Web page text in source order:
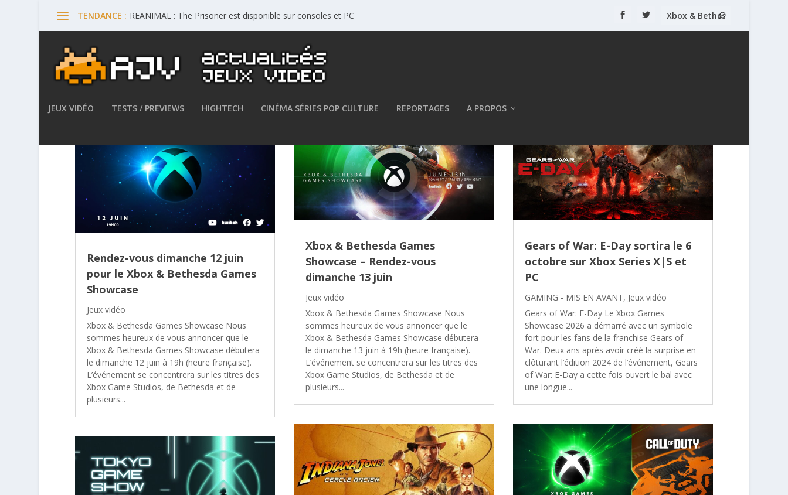
TENDANCE : REANIMAL : The Prisoner est disponible sur consoles et PC
JEUX VIDÉO TESTS / PREVIEWS HIGHTECH CINÉMA SÉRIES POP CULTURE REPORTAGES A PROPOS
Rendez-vous dimanche 12 juin
pour le Xbox & Bethesda Games
Showcase
Jeux vidéo
Xbox & Bethesda Games Showcase Nous
sommes heureux de vous annoncer que le
Xbox & Bethesda Games Showcase débutera
le dimanche 12 juin à 19h (heure française).
L’événement se concentrera sur les titres des
Xbox Game Studios, de Bethesda et de
plusieurs...
Xbox & Bethesda Games
Showcase – Rendez-vous
dimanche 13 juin
Jeux vidéo
Xbox & Bethesda Games Showcase Nous
sommes heureux de vous annoncer que le
Xbox & Bethesda Games Showcase débutera
le dimanche 13 juin à 19h (heure française).
L’événement se concentrera sur les titres des
Xbox Game Studios, de Bethesda et de
plusieurs...
Gears of War: E-Day sortira le 6
octobre sur Xbox Series X|S et
PC
GAMING - MIS EN AVANT, Jeux vidéo
Gears of War: E-Day Le Xbox Games
Showcase 2026 a démarré avec un symbole
fort pour les fans de la franchise Gears of
War. Deux ans après avoir créé la surprise en
clôturant l’édition 2024 de l’événement, Gears
of War: E-Day a cette fois ouvert le bal avec
une longue...